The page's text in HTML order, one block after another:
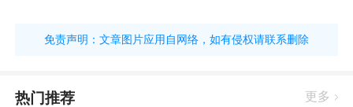
免责声明：文章图片应用自网络，如有侵权请联系删除
热门推荐 更多